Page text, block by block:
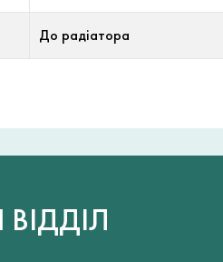
До радіатора
ВІДДІЛ